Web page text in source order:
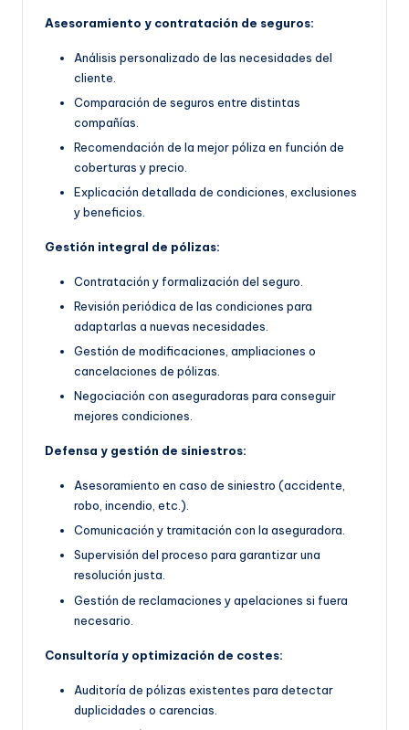
Asesoramiento y contratación de seguros:
Análisis personalizado de las necesidades del
cliente.
Comparación de seguros entre distintas
compañías.
Recomendación de la mejor póliza en función de
coberturas y precio.
Explicación detallada de condiciones, exclusiones
y beneficios.
Gestión integral de pólizas:
Contratación y formalización del seguro.
Revisión periódica de las condiciones para
adaptarlas a nuevas necesidades.
Gestión de modificaciones, ampliaciones o
cancelaciones de pólizas.
Negociación con aseguradoras para conseguir
mejores condiciones.
Defensa y gestión de siniestros:
Asesoramiento en caso de siniestro (accidente,
robo, incendio, etc.).
Comunicación y tramitación con la aseguradora.
Supervisión del proceso para garantizar una
resolución justa.
Gestión de reclamaciones y apelaciones si fuera
necesario.
Consultoría y optimización de costes:
Auditoría de pólizas existentes para detectar
duplicidades o carencias.